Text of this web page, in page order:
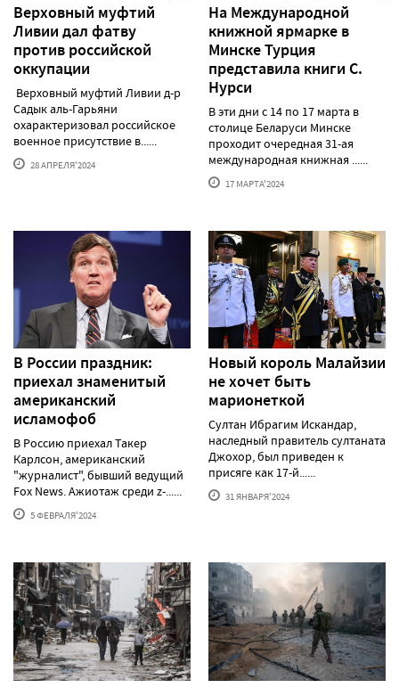
Верховный муфтий
Ливии дал фатву
против российской
оккупации
Верховный муфтий Ливии д-р
Садык аль-Гарьяни
охарактеризовал российское
военное присутствие в......
28 АПРЕЛЯ'2024
На Международной
книжной ярмарке в
Минске Турция
представила книги С.
Нурси
В эти дни с 14 по 17 марта в
столице Беларуси Минске
проходит очередная 31-ая
международная книжная ......
17 МАРТА'2024
В России праздник:
приехал знаменитый
американский
исламофоб
В Россию приехал Такер
Карлсон, американский
"журналист", бывший ведущий
Fox News. Ажиотаж среди z-......
5 ФЕВРАЛЯ'2024
Новый король Малайзии
не хочет быть
марионеткой
Султан Ибрагим Искандар,
наследный правитель султаната
Джохор, был приведен к
присяге как 17-й......
31 ЯНВАРЯ'2024